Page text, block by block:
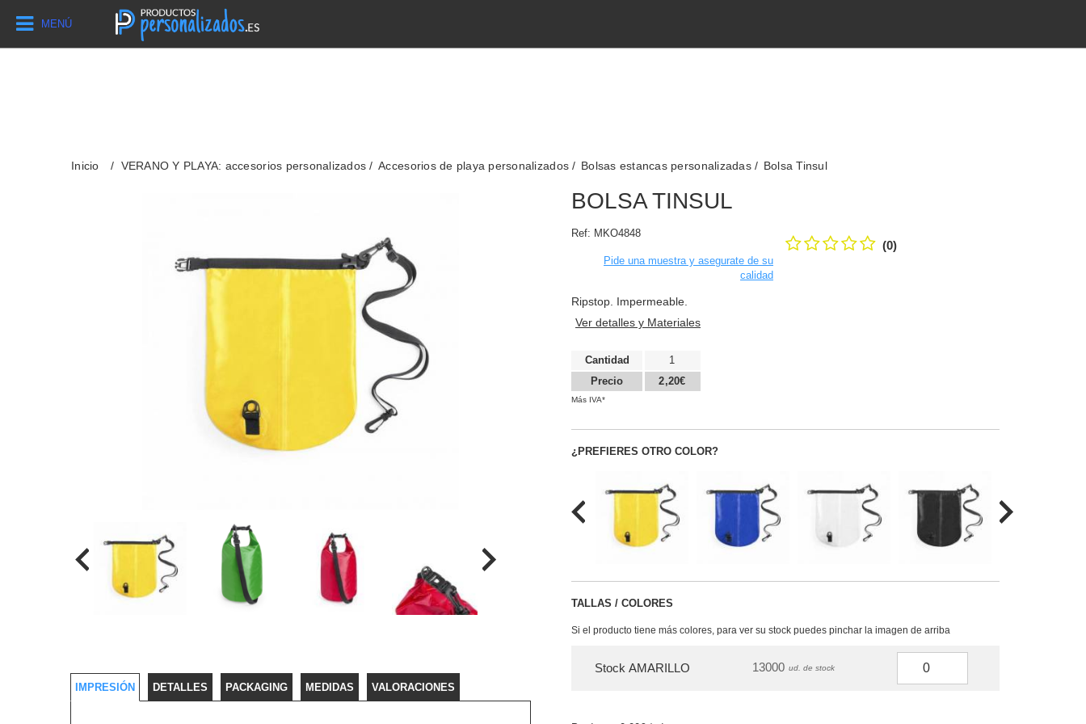
MENÚ
Inicio VERANO Y PLAYA: accesorios personalizados Accesorios de playa personalizados Bolsas estancas personalizadas Bolsa Tinsul
IMPRESIÓN DETALLES PACKAGING MEDIDAS VALORACIONES
BOLSA TINSUL
Ref: MKO4848
(0)
Pide una muestra y asegurate de su
calidad
Ripstop. Impermeable.
Ver detalles y Materiales
Cantidad
Precio
1
2,20€
Más IVA*
¿PREFIERES OTRO COLOR?
TALLAS / COLORES
Si el producto tiene más colores, para ver su stock puedes pinchar la imagen de arriba
Stock AMARILLO 13000 ud. de stock